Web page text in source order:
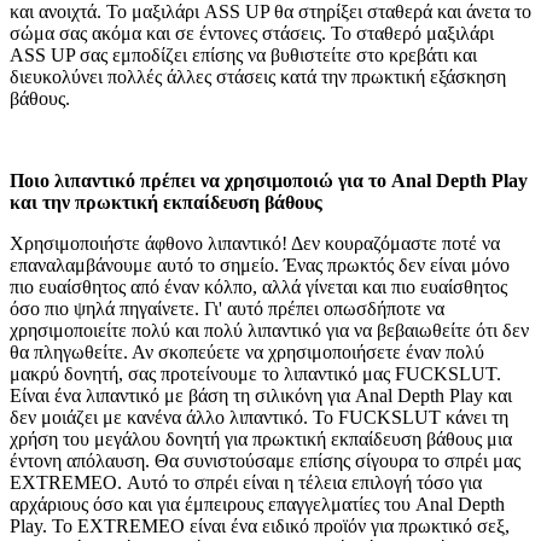
και ανοιχτά. Το μαξιλάρι ASS UP θα στηρίξει σταθερά και άνετα το
σώμα σας ακόμα και σε έντονες στάσεις. Το σταθερό μαξιλάρι
ASS UP σας εμποδίζει επίσης να βυθιστείτε στο κρεβάτι και
διευκολύνει πολλές άλλες στάσεις κατά την πρωκτική εξάσκηση
βάθους.
Ποιο λιπαντικό πρέπει να χρησιμοποιώ για το Anal Depth Play
και την πρωκτική εκπαίδευση βάθους
Χρησιμοποιήστε άφθονο λιπαντικό! Δεν κουραζόμαστε ποτέ να
επαναλαμβάνουμε αυτό το σημείο. Ένας πρωκτός δεν είναι μόνο
πιο ευαίσθητος από έναν κόλπο, αλλά γίνεται και πιο ευαίσθητος
όσο πιο ψηλά πηγαίνετε. Γι' αυτό πρέπει οπωσδήποτε να
χρησιμοποιείτε πολύ και πολύ λιπαντικό για να βεβαιωθείτε ότι δεν
θα πληγωθείτε. Αν σκοπεύετε να χρησιμοποιήσετε έναν πολύ
μακρύ δονητή, σας προτείνουμε το λιπαντικό μας FUCKSLUT.
Είναι ένα λιπαντικό με βάση τη σιλικόνη για Anal Depth Play και
δεν μοιάζει με κανένα άλλο λιπαντικό. Το FUCKSLUT κάνει τη
χρήση του μεγάλου δονητή για πρωκτική εκπαίδευση βάθους μια
έντονη απόλαυση. Θα συνιστούσαμε επίσης σίγουρα το σπρέι μας
EXTREMEO. Αυτό το σπρέι είναι η τέλεια επιλογή τόσο για
αρχάριους όσο και για έμπειρους επαγγελματίες του Anal Depth
Play. Το EXTREMEO είναι ένα ειδικό προϊόν για πρωκτικό σεξ,